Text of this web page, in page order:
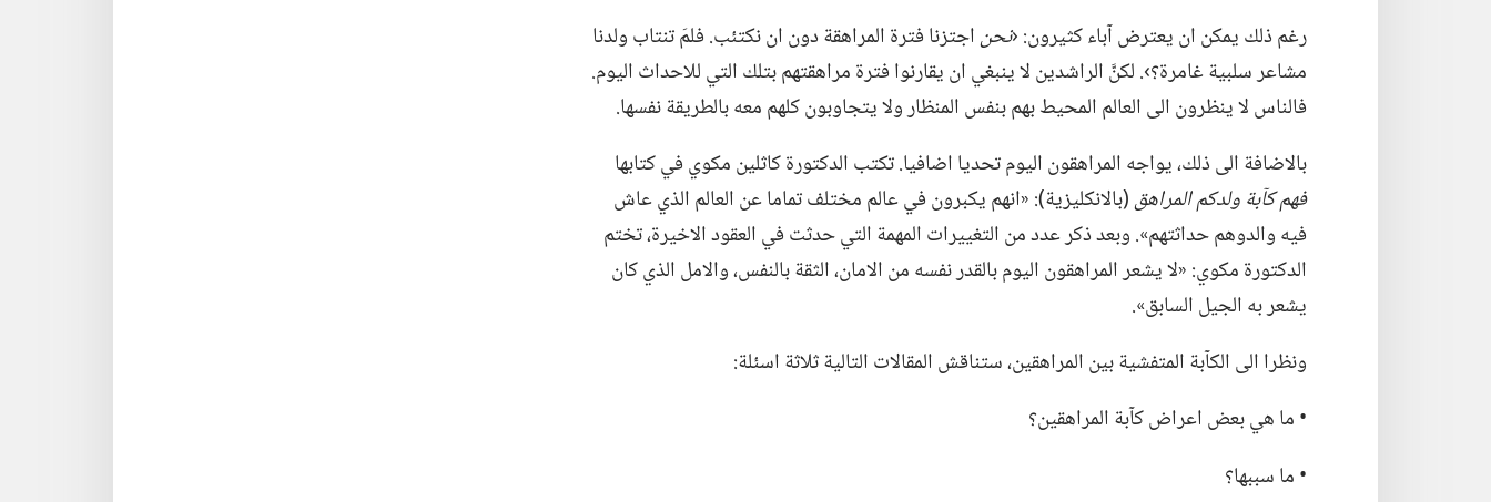
رغم ذلك يمكن ان يعترض آباء كثيرون:‏ ‹‏نحناجتزنا فترة المراهقة دون ان نكتئب.‏ فلمَ تنتاب ولدنا
مشاعر سلبية غامرة؟‏›.‏ لكنَّ الراشدين لا ينبغي ان يقارنوا فترة مراهقتهم بتلك التي للاحداث اليوم.‏
فالناس لا ينظرون الى العالم المحيط بهم بنفس المنظار ولا يتجاوبون كلهم معه بالطريقة نفسها.‏
بالاضافة الى ذلك،‏ يواجه المراهقون اليوم تحديا اضافيا.‏ تكتب الدكتورة كاثلين مكوي في كتابها
فهم كآبة ولدكم المراهق‏(‏بالانكليزية)‏:‏ «انهم يكبرون في عالم مختلف تماما عن العالم الذي عاش
فيه والدوهم حداثتهم».‏ وبعد ذكر عدد من التغييرات المهمة التي حدثت في العقود الاخيرة،‏ تختم
الدكتورة مكوي:‏ «لا يشعر المراهقون اليوم بالقدر نفسه من الامان،‏ الثقة بالنفس،‏ والامل الذي كان
يشعر به الجيل السابق».‏
ونظرا الى الكآبة المتفشية بين المراهقين،‏ ستناقش المقالات التالية ثلاثة اسئلة:‏
‏• ما هي بعض اعراض كآبة المراهقين؟‏
‏• ما سببها؟‏